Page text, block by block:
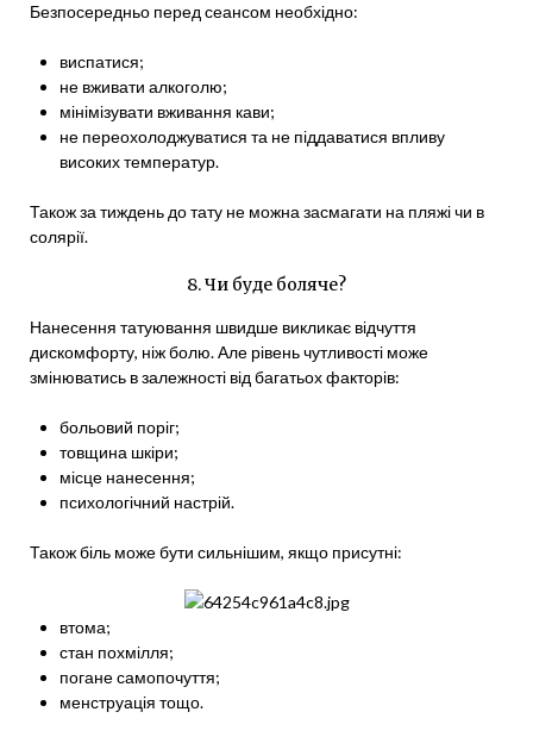
Безпосередньо перед сеансом необхідно:
виспатися;
не вживати алкоголю;
мінімізувати вживання кави;
не переохолоджуватися та не піддаватися впливу
високих температур.
Також за тиждень до тату не можна засмагати на пляжі чи в
солярії.
8. Чи буде боляче?
Нанесення татуювання швидше викликає відчуття
дискомфорту, ніж болю. Але рівень чутливості може
змінюватись в залежності від багатьох факторів:
больовий поріг;
товщина шкіри;
місце нанесення;
психологічний настрій.
Також біль може бути сильнішим, якщо присутні:
втома;
стан похмілля;
погане самопочуття;
менструація тощо.